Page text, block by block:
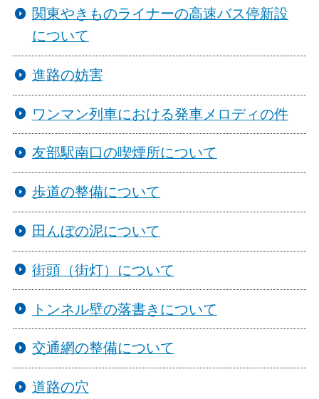
関東やきものライナーの高速バス停新設
について
進路の妨害
ワンマン列車における発車メロディの件
友部駅南口の喫煙所について
歩道の整備について
田んぼの泥について
街頭（街灯）について
トンネル壁の落書きについて
交通網の整備について
道路の穴